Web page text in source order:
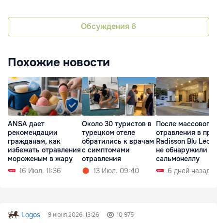
Обсуждения 6
Похожие новости
ANSA дает
рекомендации
гражданам, как
избежать отравления
мороженым в жару
16 Июл. 11:36
Около 30 туристов в
турецком отеле
обратились к врачам
с симптомами
отравления
13 Июл. 09:40
После массового
отравления в
Radisson Blu
не обнаружили
сальмонеллу
6 дней назад
Logos 9 июня 2026, 13:26 10 975